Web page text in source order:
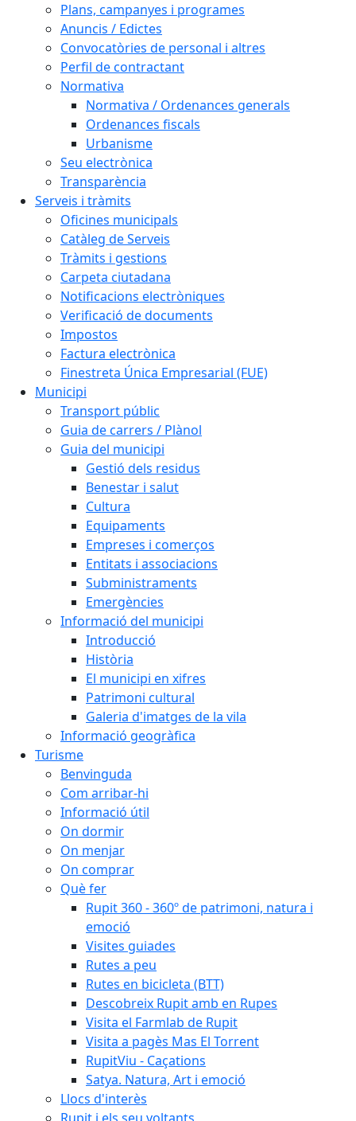
Plans, campanyes i programes
Anuncis / Edictes
Convocatòries de personal i altres
Perfil de contractant
Normativa
Normativa / Ordenances generals
Ordenances fiscals
Urbanisme
Seu electrònica
Transparència
Serveis i tràmits
Oficines municipals
Catàleg de Serveis
Tràmits i gestions
Carpeta ciutadana
Notificacions electròniques
Verificació de documents
Impostos
Factura electrònica
Finestreta Única Empresarial (FUE)
Municipi
Transport públic
Guia de carrers / Plànol
Guia del municipi
Gestió dels residus
Benestar i salut
Cultura
Equipaments
Empreses i comerços
Entitats i associacions
Subministraments
Emergències
Informació del municipi
Introducció
Història
El municipi en xifres
Patrimoni cultural
Galeria d'imatges de la vila
Informació geogràfica
Turisme
Benvinguda
Com arribar-hi
Informació útil
On dormir
On menjar
On comprar
Què fer
Rupit 360 - 360º de patrimoni, natura i
emoció
Visites guiades
Rutes a peu
Rutes en bicicleta (BTT)
Descobreix Rupit amb en Rupes
Visita el Farmlab de Rupit
Visita a pagès Mas El Torrent
RupitViu - Caçations
Satya. Natura, Art i emoció
Llocs d'interès